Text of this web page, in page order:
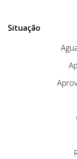
Situação